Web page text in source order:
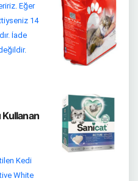
Eğer
14
İade
Kedi
White